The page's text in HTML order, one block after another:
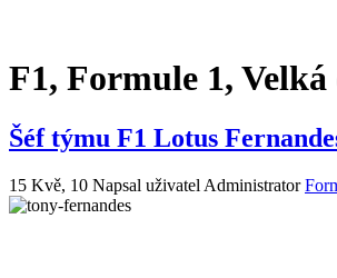
F1, Formule 1,
Šéf týmu F1 Lotus
15 Kvě, 10 Napsal uživatel Administrator